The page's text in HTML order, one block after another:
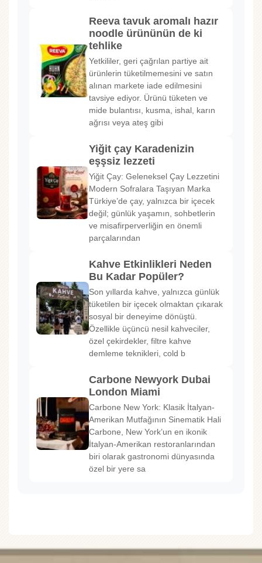
Reeva tavuk aromalı hazır
noodle ürününün de ki
tehlike
Yetkililer, geri çağrılan partiye ait
ürünlerin tüketilmemesini ve satın
alınan markete iade edilmesini
tavsiye ediyor. Ürünü tüketen ve
mide bulantısı, kusma, ishal, karın
ağrısı veya ateş gibi
Yiğit çay Karadenizin
eşşsiz lezzeti
Yiğit Çay: Geleneksel Çay Lezzetini
Modern Sofralara Taşıyan Marka
Türkiye’de çay, yalnızca bir içecek
değil; günlük yaşamın, sohbetlerin
ve misafirperverliğin en önemli
parçalarından
Kahve Etkinlikleri Neden
Bu Kadar Popüler?
Son yıllarda kahve, yalnızca günlük
tüketilen bir içecek olmaktan çıkarak
sosyal bir deneyime dönüştü.
Özellikle üçüncü nesil kahveciler,
özel çekirdekler, filtre kahve
demleme teknikleri, cold b
Carbone Newyork Dubai
London Miami
Carbone New York: Klasik İtalyan-
Amerikan Mutfağının Sinematik Hali
Carbone, New York’un en ikonik
İtalyan-Amerikan restoranlarından
biri olarak gastronomi dünyasında
özel bir yere sa